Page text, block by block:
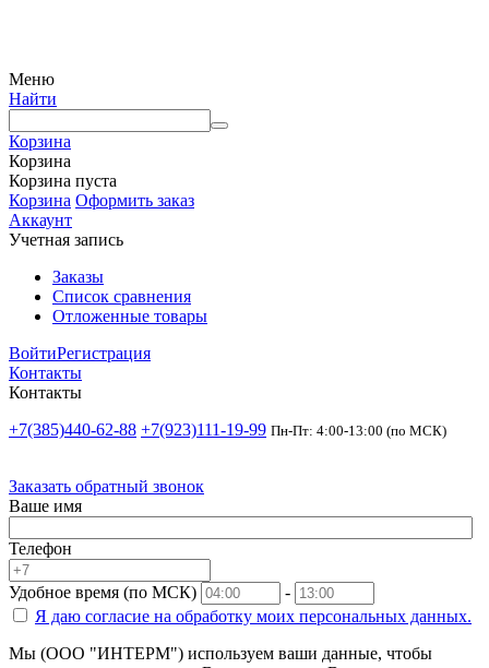
Меню
Найти
Корзина
Корзина
Корзина пуста
Корзина Оформить заказ
Аккаунт
Учетная запись
Заказы
Список сравнения
Отложенные товары
ВойтиРегистрация
Контакты
Контакты
+7(385)440-62-88 +7(923)111-19-99 Пн-Пт: 4:00-13:00 (по МСК)
Заказать обратный звонок
Ваше имя
Телефон
Удобное время (по МСК)
-
Я даю согласие на обработку моих персональных данных.
Мы (ООО "ИНТЕРМ") используем ваши данные, чтобы